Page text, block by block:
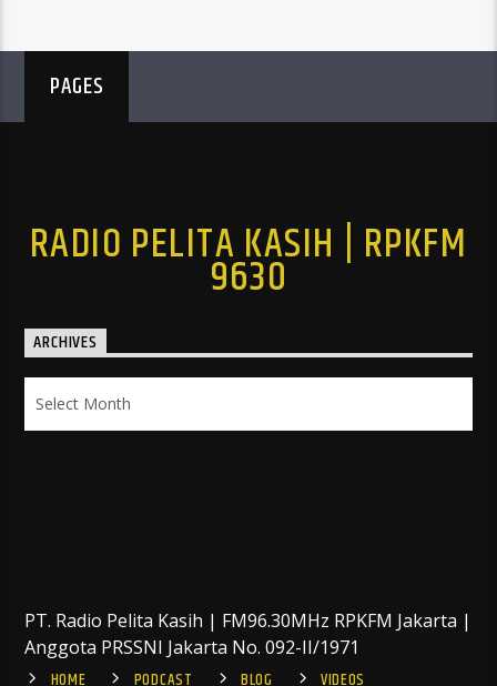
PAGES
RADIO PELITA KASIH | RPKFM
9630
ARCHIVES
PT. Radio Pelita Kasih | FM96.30MHz RPKFM Jakarta |
Anggota PRSSNI Jakarta No. 092-II/1971
HOME
PODCAST BLOG VIDEOS